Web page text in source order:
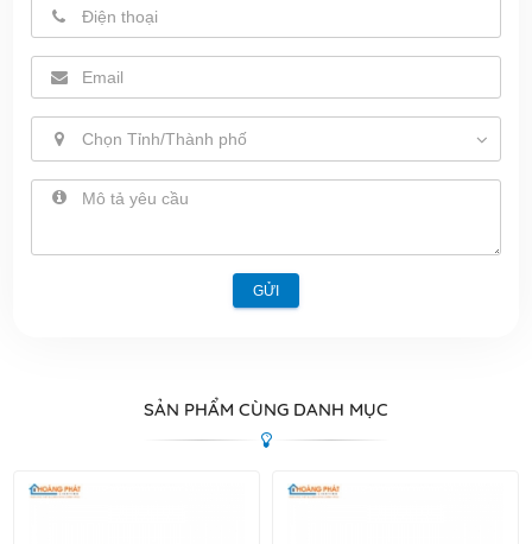
Chọn Tỉnh/Thành phố
GỬI
SẢN PHẨM CÙNG DANH MỤC